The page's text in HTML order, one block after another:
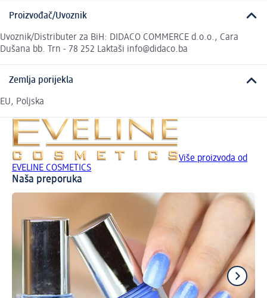
Proizvođač/Uvoznik
Uvoznik/Distributer za BiH: DIDACO COMMERCE d.o.o., Cara
Dušana bb. Trn - 78 252 Laktaši info@didaco.ba
Zemlja porijekla
EU, Poljska
Više proizvoda od
EVELINE COSMETICS
Naša preporuka